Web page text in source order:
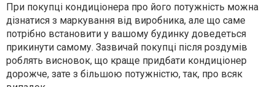
При покупці кондиціонера про його потужність можна
дізнатися з маркування від виробника, але що саме
потрібно встановити у вашому будинку доведеться
прикинути самому. Зазвичай покупці після роздумів
роблять висновок, що краще придбати кондиціонер
дорожче, зате з більшою потужністю, так, про всяк